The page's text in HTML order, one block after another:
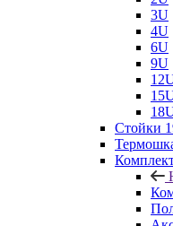
3U
4U
6U
9U
Стойки